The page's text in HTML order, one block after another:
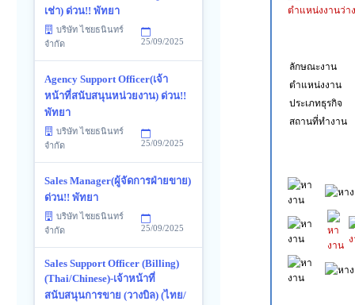
เช่า) ด่วน!! พัทยา
บริษัท ไชยธนินทร์
จำกัด
25/09/2025
Agency Support Officer(เจ้า
หน้าที่สนับสนุนหน่วยงาน) ด่วน!!
พัทยา
บริษัท ไชยธนินทร์
จำกัด
25/09/2025
Sales Manager(ผู้จัดการฝ่ายขาย)
ด่วน!! พัทยา
บริษัท ไชยธนินทร์
จำกัด
25/09/2025
Sales Support Officer (Billing)
(Thai/Chinese)-เจ้าหน้าที่
สนับสนุนการขาย (วางบิล) (ไทย/
ตำแหน่งงานว่า
ลักษณะงาน
ตำแหน่งงาน
ประเภทธุรกิจ
สถานที่ทำงาน